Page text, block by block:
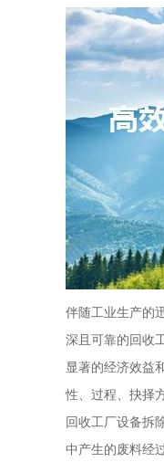
伴随工业生产的
深且可靠的回收
显著的经济效益
性、过程、抉择
回收工厂设备拆
中产生的废料经